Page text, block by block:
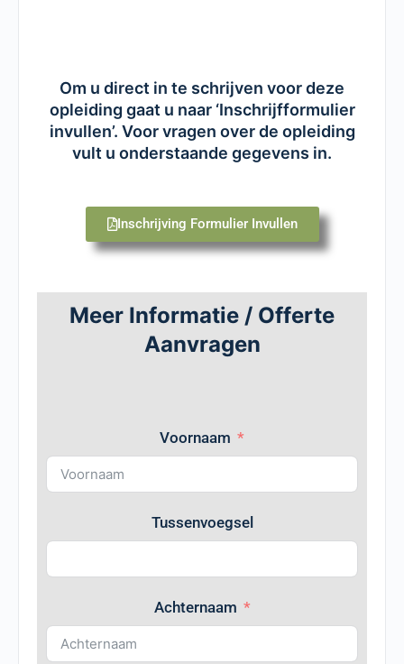
Om u direct in te schrijven voor deze
opleiding gaat u naar ‘Inschrijfformulier
invullen’. Voor vragen over de opleiding
vult u onderstaande gegevens in.
Inschrijving Formulier Invullen
Meer Informatie / Offerte
Aanvragen
Voornaam
Tussenvoegsel
Achternaam